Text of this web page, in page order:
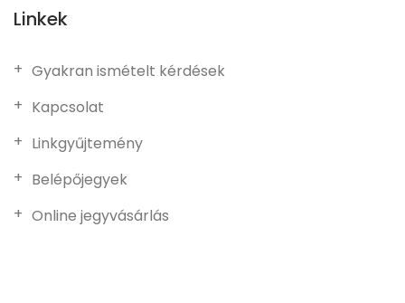
Linkek
Gyakran ismételt kérdések
Kapcsolat
Linkgyűjtemény
Belépőjegyek
Online jegyvásárlás